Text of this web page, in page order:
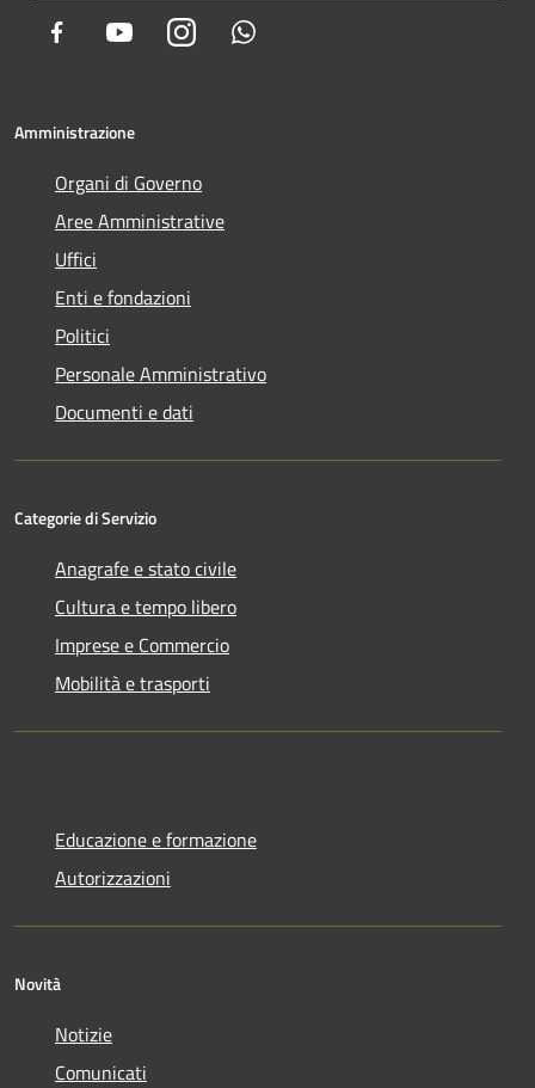
Facebook YoutubeInstagram
Amministrazione
Organi di Governo
Aree Amministrative
Uffici
Enti e fondazioni
Politici
Personale Amministrativo
Documenti e dati
Categorie di Servizio
Anagrafe e stato civile
Cultura e tempo libero
Imprese e Commercio
Mobilità e trasporti
Educazione e formazione
Autorizzazioni
Novità
Notizie
Comunicati